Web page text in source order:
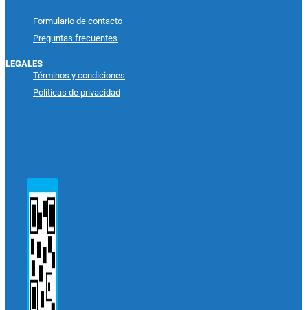
Formulario de contacto
Preguntas frecuentes
LEGALES
Términos y condiciones
Políticas de privacidad